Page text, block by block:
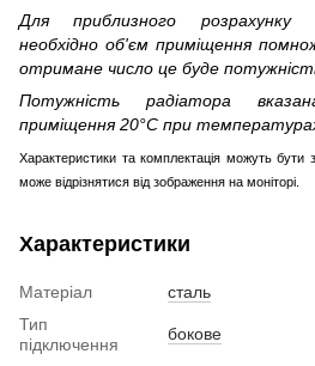
Для приблизного розрахунку
необхідно об'єм приміщення
отримане число це буде
Потужність радіатора
приміщення 20°С при
Характеристики та комплектація можуть бути
може відрізнятися від зображення на моніторі.
Характеристики
Матеріал
сталь
Тип
підключення
бокове